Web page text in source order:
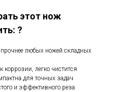
этот нож
?
любых ножей складных
коррозии, легко чистится
для точных задач
и эффективного реза